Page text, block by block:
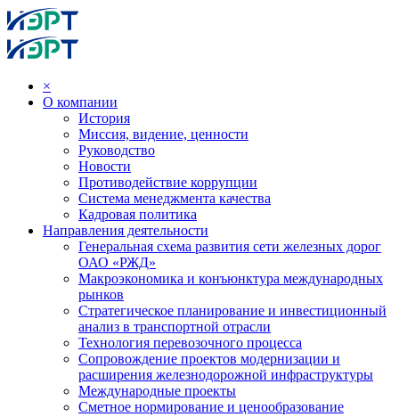
×
О компании
История
Миссия, видение, ценности
Руководство
Новости
Противодействие коррупции
Система менеджмента качества
Кадровая политика
Направления деятельности
Генеральная схема развития сети железных дорог
ОАО «РЖД»
Макроэкономика и конъюнктура международных
рынков
Стратегическое планирование и инвестиционный
анализ в транспортной отрасли
Технология перевозочного процесса
Сопровождение проектов модернизации и
расширения железнодорожной инфраструктуры
Международные проекты
Сметное нормирование и ценообразование